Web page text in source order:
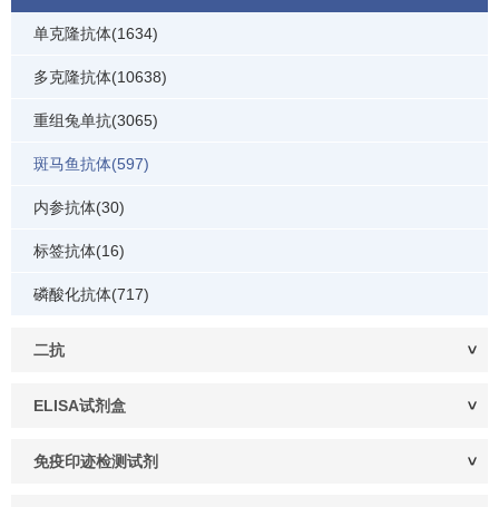
单克隆抗体(1634)
多克隆抗体(10638)
重组兔单抗(3065)
斑马鱼抗体(597)
内参抗体(30)
标签抗体(16)
磷酸化抗体(717)
二抗
ELISA试剂盒
免疫印迹检测试剂